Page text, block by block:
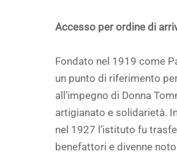
Accesso per ordine di
Fondato nel 1919 come
un punto di riferimento
all’impegno di Donna
artigianato e solidarietà.
nel 1927 l’istituto fu
benefattori e divenne